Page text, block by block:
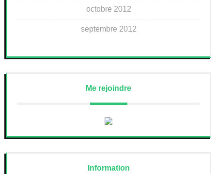
octobre 2012
septembre 2012
Me rejoindre
Information